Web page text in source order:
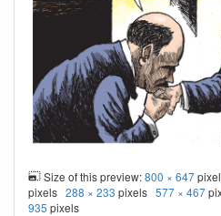
Size of this preview:800 × 647
pixels 288 × 233 pixels 577 × 467
935 pixels